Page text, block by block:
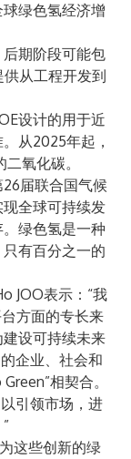
绿色氢经济增
期阶段可能包
从工程开发到
设计的用于近
从2025年起，
氧化碳。
届联合国气候
全球可持续发
绿色氢是一种
有百分之一的
JOO表示：“我
方面的专长来
设可持续未来
企业、社会和
相契合。
引领市场，进
这些创新的绿